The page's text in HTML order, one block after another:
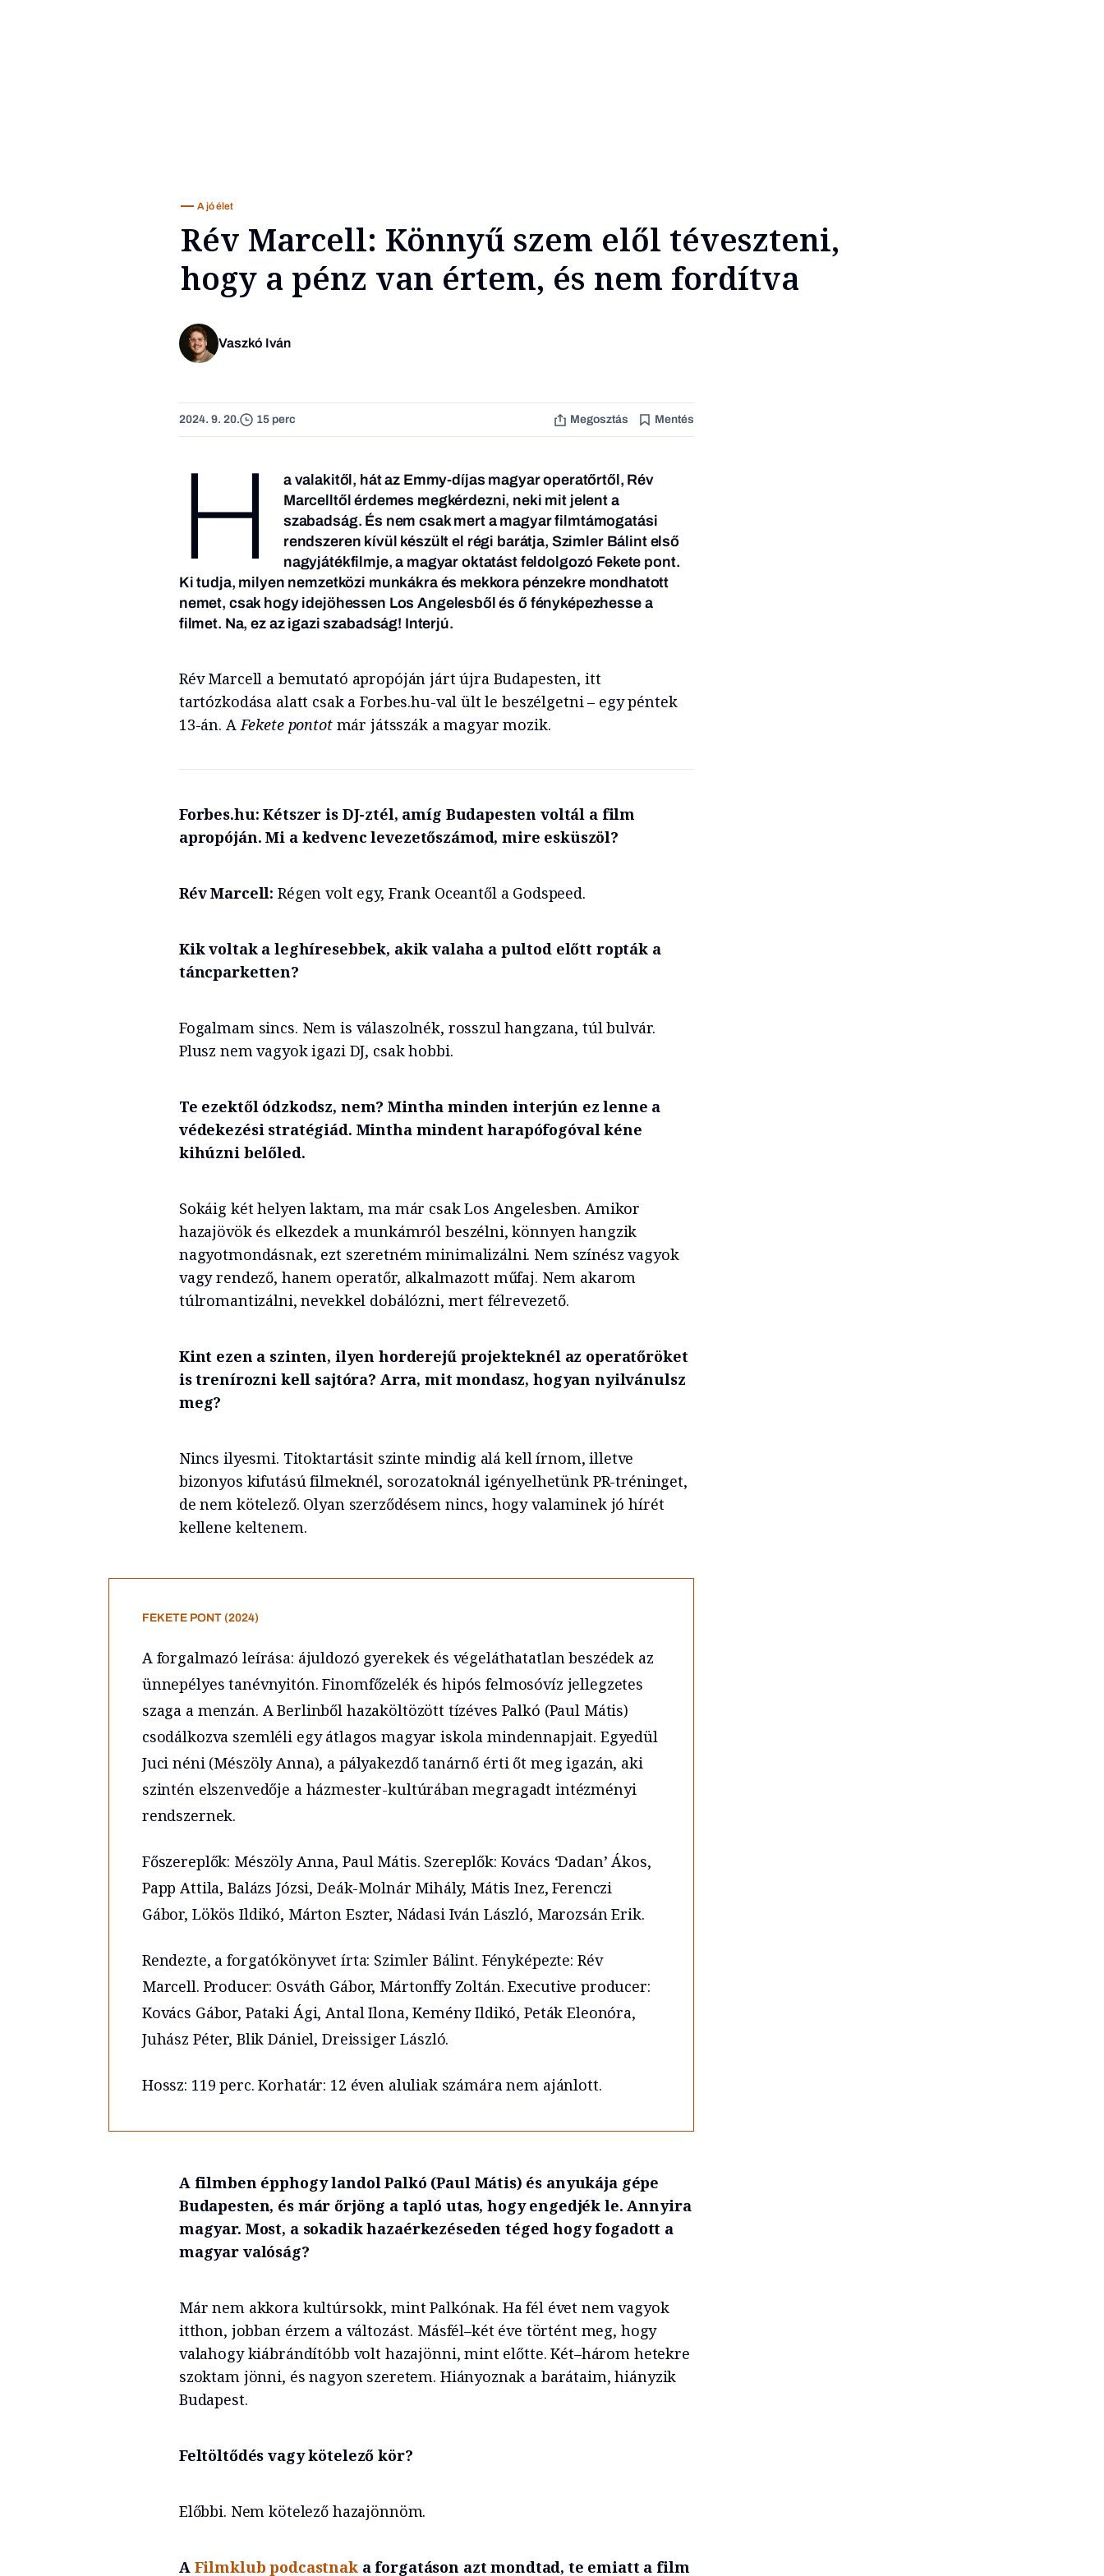
A jó élet
Rév Marcell: Könnyű szem elől téveszteni,
hogy a pénz van értem, és nem fordítva
Vaszkó Iván
2024. 9. 20. 15 perc Megosztás Mentés
H
a valakitől, hát az Emmy-díjas magyar operatőrtől, Rév
Marcelltől érdemes megkérdezni, neki mit jelent a
szabadság. És nem csak mert a magyar filmtámogatási
rendszeren kívül készült el régi barátja, Szimler Bálint első
nagyjátékfilmje, a magyar oktatást feldolgozó Fekete pont.
Ki tudja, milyen nemzetközi munkákra és mekkora pénzekre mondhatott
nemet, csak hogy idejöhessen Los Angelesből és ő fényképezhesse a
filmet. Na, ez az igazi szabadság! Interjú.
Rév Marcell a bemutató apropóján járt újra Budapesten, itt
tartózkodása alatt csak a Forbes.hu-val ült le beszélgetni – egy péntek
13-án. A Fekete pontotmár játsszák a magyar mozik.
Forbes.hu: Kétszer is DJ-ztél, amíg Budapesten voltál a film
apropóján. Mi a kedvenc levezetőszámod, mire esküszöl?
Rév Marcell: Régen volt egy, Frank Oceantől a Godspeed.
Kik voltak a leghíresebbek, akik valaha a pultod előtt ropták a
táncparketten?
Fogalmam sincs. Nem is válaszolnék, rosszul hangzana, túl bulvár.
Plusz nem vagyok igazi DJ, csak hobbi.
Te ezektől ódzkodsz, nem? Mintha minden interjún ez lenne a
védekezési stratégiád. Mintha mindent harapófogóval kéne
kihúzni belőled.
Sokáig két helyen laktam, ma már csak Los Angelesben. Amikor
hazajövök és elkezdek a munkámról beszélni, könnyen hangzik
nagyotmondásnak, ezt szeretném minimalizálni. Nem színész vagyok
vagy rendező, hanem operatőr, alkalmazott műfaj. Nem akarom
túlromantizálni, nevekkel dobálózni, mert félrevezető.
Kint ezen a szinten, ilyen horderejű projekteknél az operatőröket
is trenírozni kell sajtóra? Arra, mit mondasz, hogyan nyilvánulsz
meg?
Nincs ilyesmi. Titoktartásit szinte mindig alá kell írnom, illetve
bizonyos kifutású filmeknél, sorozatoknál igényelhetünk PR-tréninget,
de nem kötelező. Olyan szerződésem nincs, hogy valaminek jó hírét
kellene keltenem.
FEKETE PONT (2024)
A forgalmazó leírása: ájuldozó gyerekek és végeláthatatlan beszédek az
ünnepélyes tanévnyitón. Finomfőzelék és hipós felmosóvíz jellegzetes
szaga a menzán. A Berlinből hazaköltözött tízéves Palkó (Paul Mátis)
csodálkozva szemléli egy átlagos magyar iskola mindennapjait. Egyedül
Juci néni (Mészöly Anna), a pályakezdő tanárnő érti őt meg igazán, aki
szintén elszenvedője a házmester-kultúrában megragadt intézményi
rendszernek.
Főszereplők: Mészöly Anna, Paul Mátis. Szereplők: Kovács ‘Dadan’ Ákos,
Papp Attila, Balázs Józsi, Deák-Molnár Mihály, Mátis Inez, Ferenczi
Gábor, Lökös Ildikó, Márton Eszter, Nádasi Iván László, Marozsán Erik.
Rendezte, a forgatókönyvet írta: Szimler Bálint. Fényképezte: Rév
Marcell. Producer: Osváth Gábor, Mártonffy Zoltán. Executive producer:
Kovács Gábor, Pataki Ági, Antal Ilona, Kemény Ildikó, Peták Eleonóra,
Juhász Péter, Blik Dániel, Dreissiger László.
Hossz: 119 perc. Korhatár: 12 éven aluliak számára nem ajánlott.
A filmben épphogy landol Palkó (Paul Mátis) és anyukája gépe
Budapesten, és már őrjöng a tapló utas, hogy engedjék le. Annyira
magyar. Most, a sokadik hazaérkezéseden téged hogy fogadott a
magyar valóság?
Már nem akkora kultúrsokk, mint Palkónak. Ha fél évet nem vagyok
itthon, jobban érzem a változást. Másfél–két éve történt meg, hogy
valahogy kiábrándítóbb volt hazajönni, mint előtte. Két–három hetekre
szoktam jönni, és nagyon szeretem. Hiányoznak a barátaim, hiányzik
Budapest.
Feltöltődés vagy kötelező kör?
Előbbi. Nem kötelező hazajönnöm.
A Filmklub podcastnaka forgatáson azt mondtad, te emiatt a film